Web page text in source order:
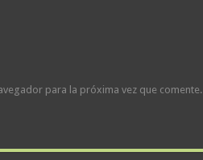
para la próxima vez que comente.